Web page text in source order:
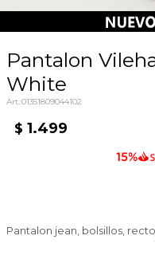
Pantalon
White
01351809044102
$ 1.499
Pantalon jean, bolsillos,